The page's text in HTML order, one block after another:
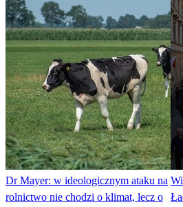
Dr Mayer: w ideologicznym ataku na
rolnictwo nie chodzi o klimat, lecz o